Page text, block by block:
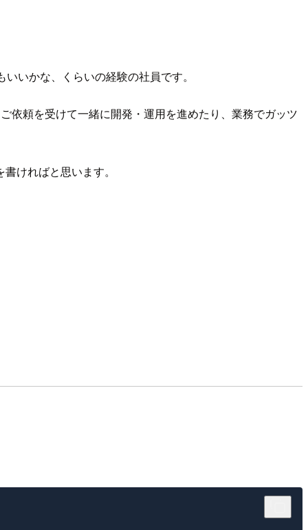
いかな、くらいの経験の社員です。
依頼を受けて一緒に開発・運用を進めたり、業務でガッツ
ければと思います。